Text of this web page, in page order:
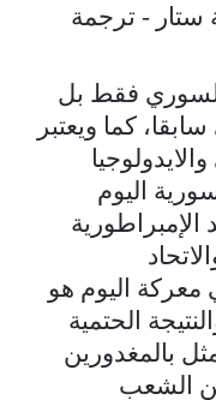
- ترجمة
السوري فقط بل
كما ويعتبر
اليوم
الإمبراطورية
معركة اليوم هو
الحتمية
بالمغدورين
من الشعب